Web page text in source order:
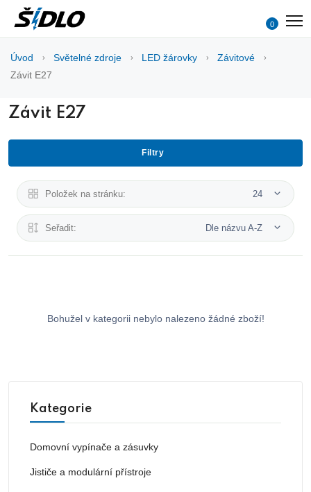
0
Úvod Světelné zdroje LED žárovky
Závitové
Závit E27
Závit E27
Filtry
Položek na stránku: 24
Seřadit: Dle názvu A-Z
Bohužel v kategorii nebylo nalezeno žádné zboží!
Kategorie
Domovní vypínače a zásuvky
Jističe a modulární přístroje